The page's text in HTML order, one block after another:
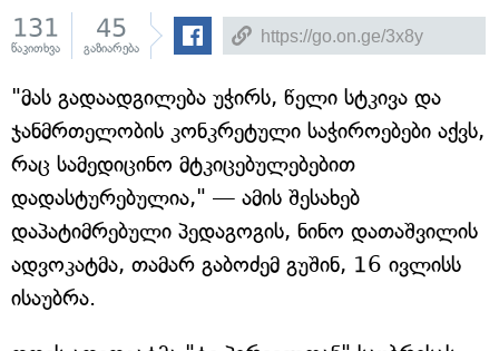
131
წაკითხვა
45
გაზიარება
"მას გადაადგილება უჭირს, წელი სტკივა და
ჯანმრთელობის კონკრეტული საჭიროებები აქვს,
რაც სამედიცინო მტკიცებულებებით
დადასტურებულია," — ამის შესახებ
დაპატიმრებული პედაგოგის, ნინო დათაშვილის
ადვოკატმა, თამარ გაბოძემ გუშინ, 16 ივლისს
ისაუბრა.